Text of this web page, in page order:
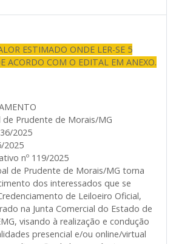
ESTIMADO ONDE LER-SE 5
ACORDO COM O EDITAL EM ANEXO.
Prudente de Morais/MG
2025
2025
nº 119/2025
de Prudente de Morais/MG torna
dos interessados que se
de Leiloeiro Oficial,
na Junta Comercial do Estado de
visando à realização e condução
presencial e/ou online/virtual